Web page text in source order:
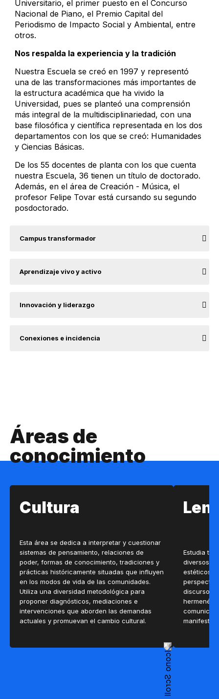
Universitario, el primer puesto en el Concurso
Nacional de Piano, el Premio Capital del
Periodismo de Impacto Social y Ambiental, entre
otros.
Nos respalda la experiencia y la tradición
Nuestra Escuela se creó en 1997 y representó
una de las transformaciones más importantes de
la estructura académica que ha vivido la
Universidad, pues se planteó una comprensión
más integral de la multidisciplinariedad, con una
base filosófica y científica representada en los dos
departamentos con los que se creó: Humanidades
y Ciencias Básicas.
De los 55 docentes de planta con los que cuenta
nuestra Escuela, 36 tienen un título de doctorado.
Además, en el área de Creación - Música, el
profesor Felipe Tovar está cursando su segundo
posdoctorado.
Campus transformador
Aprendizaje vivo y activo
Innovación y liderazgo
Conexiones e incidencia
Áreas de
conocimiento
Cultura
Esta área se dedica a interpretar y cuestionar
sistemas de pensamiento, relaciones de
poder, formas de conocimiento, tradiciones y
prácticas históricamente situadas que influyen
en los modos de vida de las comunidades.
Utiliza una diversidad metodológica para
proponer diagnósticos, mediaciones e
intervenciones que aborden las demandas
actuales y promuevan el cambio cultural.
Estudia
diversos
estéticos y
discurso,